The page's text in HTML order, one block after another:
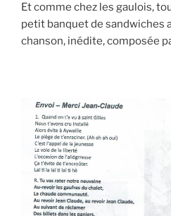
Et comme chez les gaulois,
petit banquet de sandwiches
chanson, inédite, composée